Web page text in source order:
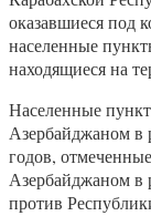
оказавшиеся под
населенные
находящиеся на
Населенные
Азербайджаном в
годов,
Азербайджаном в
против